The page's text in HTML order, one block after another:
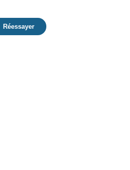
Réessayer